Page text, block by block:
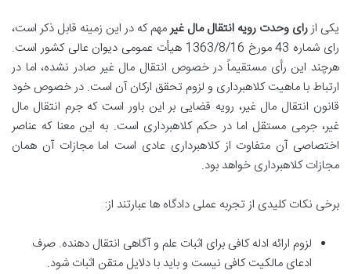
یکی ازرای وحدت رویه انتقال مال غیرمهم که در این زمینه قابل ذکر است،
رای شماره 43 مورخ 1363/8/16 هیأت عمومی دیوان عالی کشور است.
هرچند این رأی مستقیماً در خصوص انتقال مال غیر صادر نشده، اما در
ارتباط با ماهیت کلاهبرداری و لزوم تحقق ارکان آن است. در خصوص خود
قانون انتقال مال غیر، رویه قضایی بر این باور است که جرم انتقال مال
غیر، جرمی مستقل اما در حکم کلاهبرداری است. به این معنا که عناصر
اختصاصی آن متفاوت از کلاهبرداری عادی است اما مجازات آن همان
مجازات کلاهبرداری خواهد بود.
برخی نکات کلیدی از تجربه عملی دادگاه ها عبارتند از:
لزوم ارائه ادله کافی برای اثبات علم و آگاهی انتقال دهنده. صرف
ادعای مالکیت کافی نیست و باید با دلایل متقن اثبات شود.